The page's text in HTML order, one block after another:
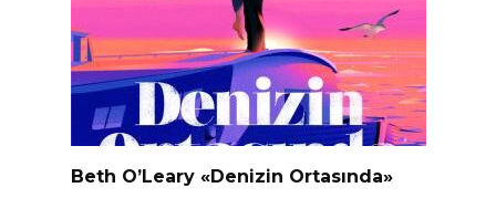
Beth O’Leary «Denizin Ortasında»